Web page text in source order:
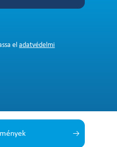
eladatvédelmi